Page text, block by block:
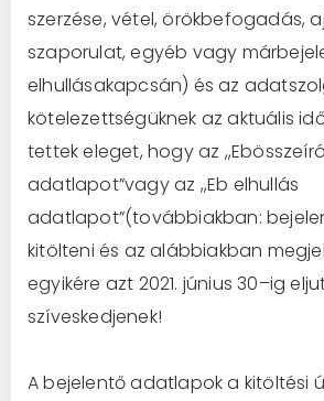
szerzése, vétel, örökbefogadás, aj
szaporulat, egyéb vagy márbej
elhullásakapcsán) és az ada
kötelezettségüknek az aktuális
tettek eleget, hogyaz ,,Ebösszeíró
adatlapot”vagy az ,,Eb elhullás
adatlapot”(továbbiakban: bej
kitölteni és az alábbiakban megj
egyikére azt 2021. június 30–ig
szíveskedjenek!
A bejelentőadatlapoka kitöltési